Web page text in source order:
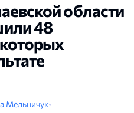
области
48
Мельничук•